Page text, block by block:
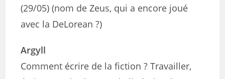
(29/05) (nom de Zeus, qui a encore joué
avec la DeLorean ?)
Argyll
Comment écrire de la fiction ? Travailler,